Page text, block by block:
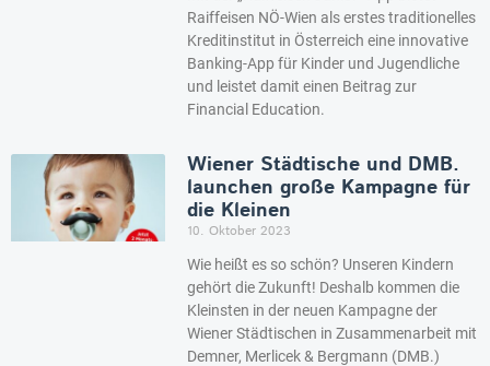
Raiffeisen NÖ-Wien als erstes traditionelles
Kreditinstitut in Österreich eine innovative
Banking-App für Kinder und Jugendliche
und leistet damit einen Beitrag zur
Financial Education.
Wiener Städtische und DMB.
launchen große Kampagne für
die Kleinen
10. Oktober 2023
Wie heißt es so schön? Unseren Kindern
gehört die Zukunft! Deshalb kommen die
Kleinsten in der neuen Kampagne der
Wiener Städtischen in Zusammenarbeit mit
Demner, Merlicek & Bergmann (DMB.)